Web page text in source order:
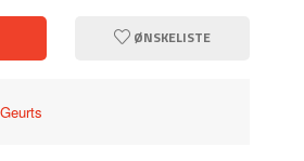
ØNSKELISTE